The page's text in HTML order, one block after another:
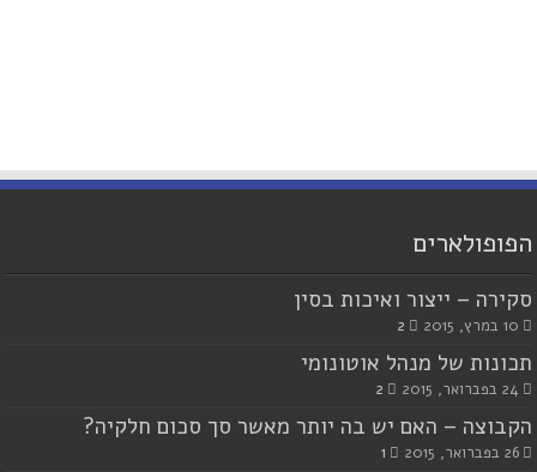
הפופולארים
סקירה – ייצור ואיכות בסין
10 במרץ, 2015 2
תכונות של מנהל אוטונומי
24 בפברואר, 2015 2
הקבוצה – האם יש בה יותר מאשר סך סכום חלקיה?
26 בפברואר, 2015 1